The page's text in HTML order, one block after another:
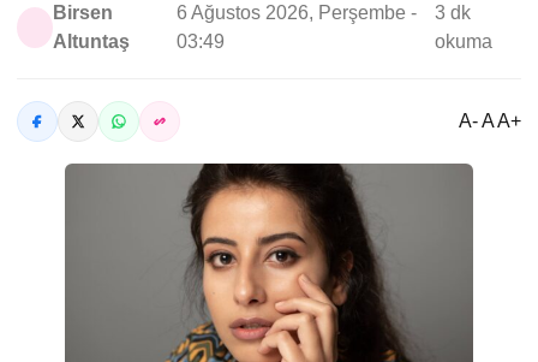
Birsen
Altuntaş
6 Ağustos 2026, Perşembe -
03:49
3 dk
okuma
A- A A+